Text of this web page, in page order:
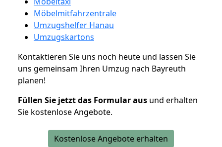
Möbelmitfahrzentrale
Umzugshelfer Hanau
Umzugskartons
Kontaktieren Sie uns noch heute und lassen Sie
uns gemeinsam Ihren Umzug nach Bayreuth
planen!
Füllen Sie jetzt das Formular aus und erhalten
Sie kostenlose Angebote.
Kostenlose Angebote erhalten